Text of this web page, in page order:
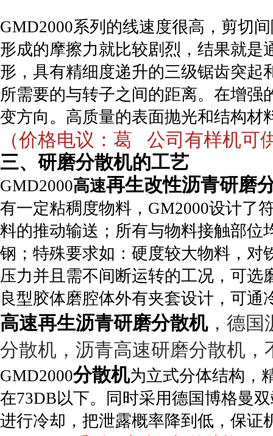
GMD2000系列的线速度很高，剪切
形成的摩擦力就比较剧烈，结果就
形，具有精细度递升的三级锯齿突
所需要的与转子之间的距离。在增
变方向。高质量的表面抛光和结构材
（价格电议：葛 公司有样机可
三、研磨分散机的工艺
GMD2000高速再生改性沥青研磨
有一定粘稠度物料，GM2000设计了
料的推动输送；所有与物料接触部位
钢；特殊要求如：硬度较大物料，对
压力并且需不间断运转的工况，可选
良型胶体磨腔体外有夹套设计，可通
高速再生沥青研磨分散机，德国
分散机，沥青高速研磨分散机，
GMD2000分散机为立式分体结构，
在73DB以下。同时采用德国博格曼
进行冷却，把泄露概率降到低，保证